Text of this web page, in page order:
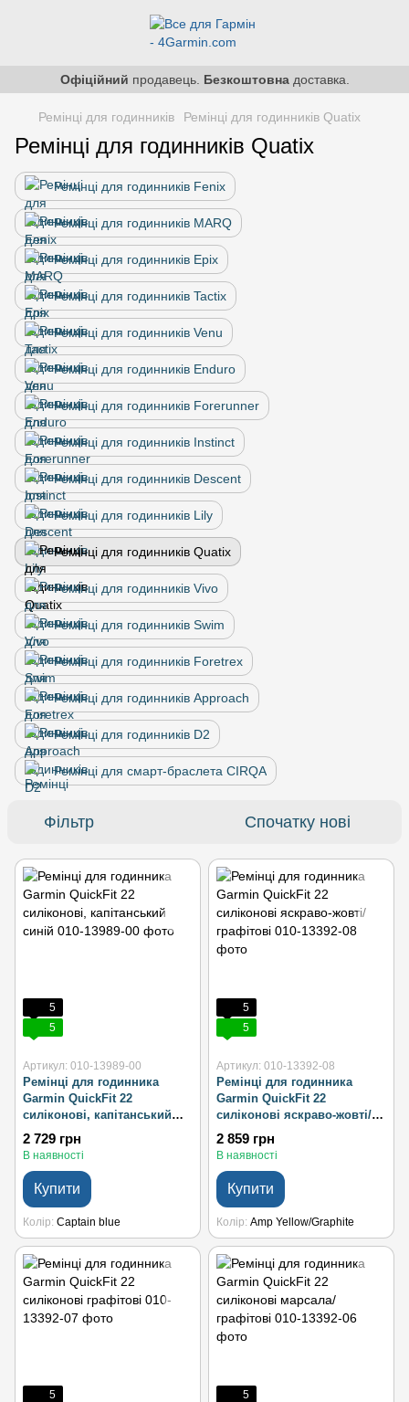
Офіційний продавець. Безкоштовнадоставка.
Ремінці для годинників Ремінці для годинників Quatix
Ремінці для годинників Quatix
Ремінці для годинників Fenix
Ремінці для годинників MARQ
Ремінці для годинників Epix
Ремінці для годинників Tactix
Ремінці для годинників Venu
Ремінці для годинників Enduro
Ремінці для годинників Forerunner
Ремінці для годинників Instinct
Ремінці для годинників Descent
Ремінці для годинників Lily
Ремінці для годинників Quatix
Ремінці для годинників Vivo
Ремінці для годинників Swim
Ремінці для годинників Foretrex
Ремінці для годинників Approach
Ремінці для годинників D2
Ремінці для смарт-браслета CIRQA
Фільтр Спочатку нові
5
5
Артикул: 010-13989-00
Ремінці для годинника
Garmin QuickFit 22
силіконові, капітанський
синій
2 729 грн
В наявності
Купити
Колір Captain blue
5
5
Артикул: 010-13392-08
Ремінці для годинника
Garmin QuickFit 22
силіконові яскраво-жовті/
графітові
2 859 грн
В наявності
Купити
Колір Amp Yellow/Graphite
5
5